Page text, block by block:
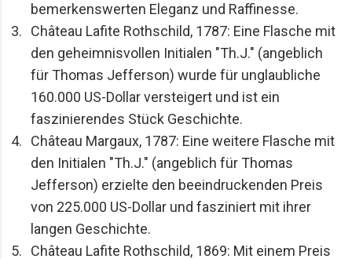
bemerkenswerten Eleganz und Raffinesse.
Château Lafite Rothschild, 1787: Eine Flasche mit
den geheimnisvollen Initialen "Th.J." (angeblich
für Thomas Jefferson) wurde für unglaubliche
160.000 US-Dollar versteigert und ist ein
faszinierendes Stück Geschichte.
Château Margaux, 1787: Eine weitere Flasche mit
den Initialen "Th.J." (angeblich für Thomas
Jefferson) erzielte den beeindruckenden Preis
von 225.000 US-Dollar und fasziniert mit ihrer
langen Geschichte.
Château Lafite Rothschild, 1869: Mit einem Preis